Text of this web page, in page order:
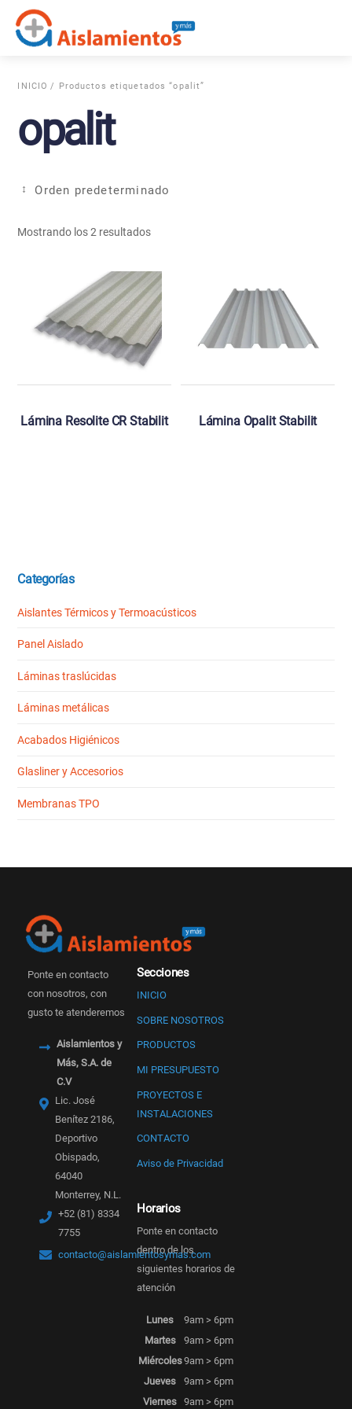
content
INICIO / Productos etiquetados “opalit”
opalit
Mostrando los 2 resultados
Lámina Resolite CR Stabilit Lámina Opalit Stabilit
Categorías
Aislantes Térmicos y Termoacústicos
Panel Aislado
Láminas traslúcidas
Láminas metálicas
Acabados Higiénicos
Glasliner y Accesorios
Membranas TPO
Ponte en contacto
con nosotros, con
gusto te atenderemos
Aislamientos y
Más, S.A. de
C.V
Lic. José
Benítez 2186,
Deportivo
Obispado,
64040
Monterrey, N.L.
+52 (81) 8334
7755
contacto@aislamientosymas.com
Secciones
INICIO
SOBRE NOSOTROS
PRODUCTOS
MI PRESUPUESTO
PROYECTOS E
INSTALACIONES
CONTACTO
Aviso de Privacidad
Horarios
Ponte en contacto
dentro de los
siguientes horarios de
atención
Lunes
9am > 6pm
Martes
9am > 6pm
Miércoles9am > 6pm
Jueves
9am > 6pm
Viernes 9am > 6pm